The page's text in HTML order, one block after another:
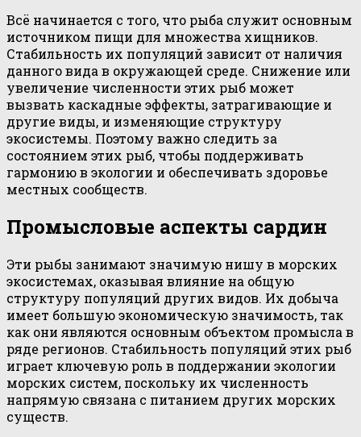
Всё начинается с того, что рыба служит основным
источником пищи для множества хищников.
Стабильность их популяций зависит от наличия
данного вида в окружающей среде. Снижение или
увеличение численности этих рыб может
вызвать каскадные эффекты, затрагивающие и
другие виды, и изменяющие структуру
экосистемы. Поэтому важно следить за
состоянием этих рыб, чтобы поддерживать
гармонию в экологии и обеспечивать здоровье
местных сообществ.
Промысловые аспекты сардин
Эти рыбы занимают значимую нишу в морских
экосистемах, оказывая влияние на общую
структуру популяций других видов. Их добыча
имеет большую экономическую значимость, так
как они являются основным объектом промысла в
ряде регионов. Стабильность популяций этих рыб
играет ключевую роль в поддержании экологии
морских систем, поскольку их численность
напрямую связана с питанием других морских
существ.